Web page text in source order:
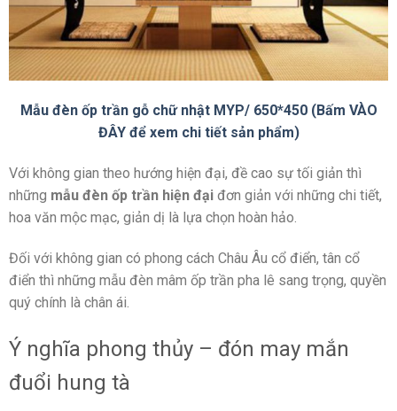
Mẫu đèn ốp trần gỗ chữ nhật MYP/ 650*450 (Bấm VÀO
ĐÂY để xem chi tiết sản phẩm)
Với không gian theo hướng hiện đại, đề cao sự tối giản thì
những mẫu đèn ốp trần hiện đạiđơn giản với những chi tiết,
hoa văn mộc mạc, giản dị là lựa chọn hoàn hảo.
Đối với không gian có phong cách Châu Âu cổ điển, tân cổ
điển thì những mẫu đèn mâm ốp trần pha lê sang trọng, quyền
quý chính là chân ái.
Ý nghĩa phong thủy – đón may mắn
đuổi hung tà